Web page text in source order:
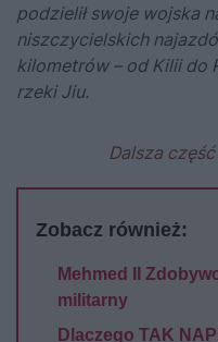
podzielił swoje wojska
niszczycielskich
kilometrów – od Kilii do
rzeki Jiu.
Dalsza
Zobacz również:
Mehmed II
militarny
Dlaczego TAK